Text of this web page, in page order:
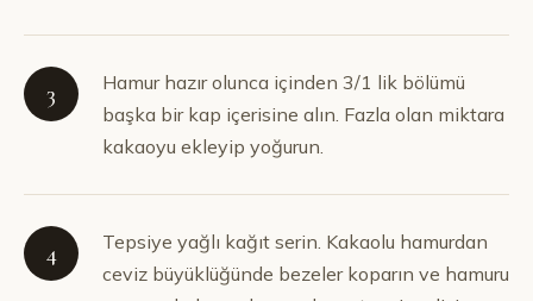
3
Hamur hazır olunca içinden 3/1 lik bölümü
başka bir kap içerisine alın. Fazla olan miktara
kakaoyu ekleyip yoğurun.
4
Tepsiye yağlı kağıt serin. Kakaolu hamurdan
ceviz büyüklüğünde bezeler koparın ve hamuru